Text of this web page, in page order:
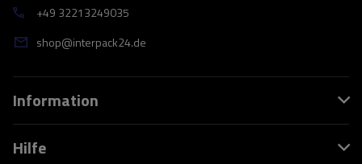
+49 32213249035
shop@interpack24.de
Information
Hilfe